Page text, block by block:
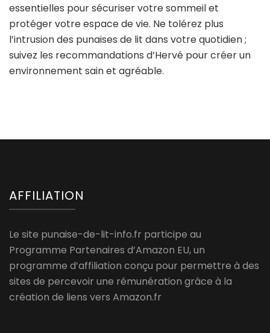
essentielles pour sécuriser votre sommeil et
protéger votre espace de vie. Ne tolérez plus
l’intrusion des punaises de lit dans votre quotidien ;
suivez les recommandations d’Hervé pour créer un
environnement sain et agréable.
AFFILIATION
Le site punaise-de-lit-info.fr participe au
Programme Partenaires d’Amazon EU, un
programme d’affiliation conçu pour permettre à des
sites de percevoir une rémunération grâce à la
création de liens vers Amazon.fr